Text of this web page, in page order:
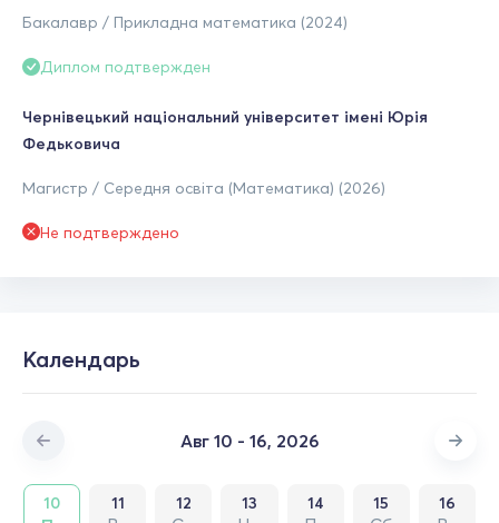
Бакалавр / Прикладна математика (2024)
Диплом подтвержден
Чернівецький національний університет імені Юрія
Федьковича
Магистр / Середня освіта (Математика) (2026)
Не подтверждено
Календарь
Авг 10 - 16, 2026
10 11 12 13 14 15 16